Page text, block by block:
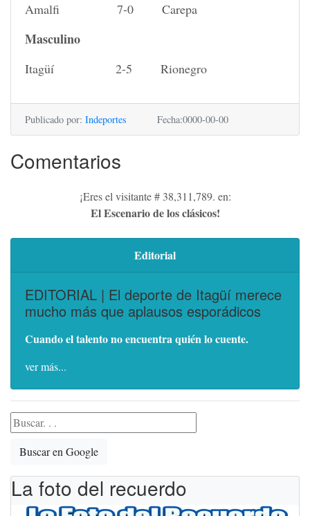
Amalfi 7-0 Carepa
Masculino
Itagüí 2-5 Rionegro
Publicado por: Indeportes Fecha:0000-00-00
Comentarios
¡Eres el visitante # 38,311,789. en:
El Escenario de los clásicos!
Editorial
EDITORIAL | El deporte de Itagüí merece
mucho más que aplausos esporádicos
Cuando el talento no encuentra quién lo cuente.
ver más...
Buscar en Google
La foto del recuerdo